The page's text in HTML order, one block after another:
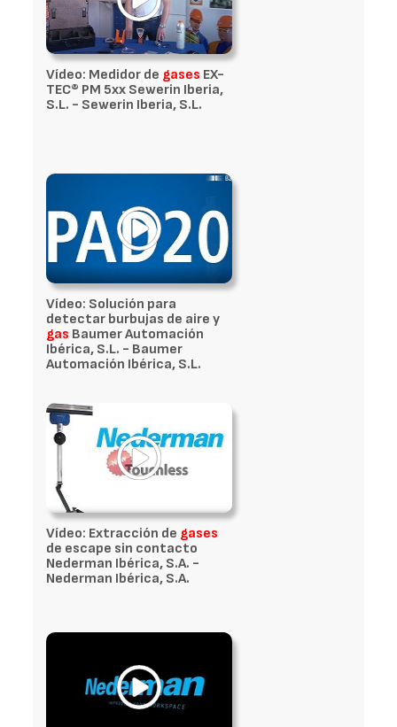
Vídeo: Medidor de gases EX-
TEC® PM 5xx Sewerin Iberia,
S.L. - Sewerin Iberia, S.L.
Vídeo: Solución para
detectar burbujas de aire y
gas Baumer Automación
Ibérica, S.L. - Baumer
Automación Ibérica, S.L.
Vídeo: Extracción de gases
de escape sin contacto
Nederman Ibérica, S.A. -
Nederman Ibérica, S.A.